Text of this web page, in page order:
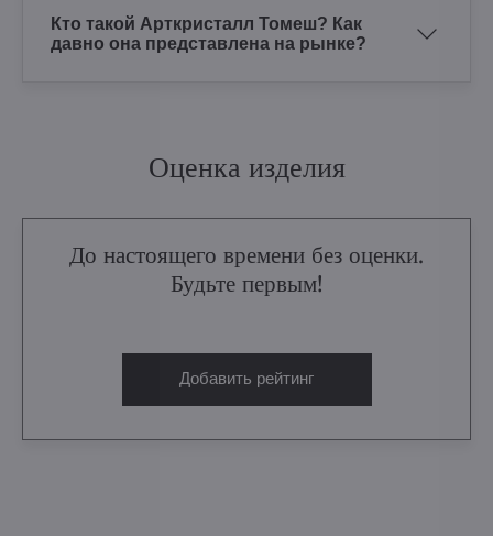
Кто такой Арткристалл Томеш? Как
давно она представлена на рынке?
Оценка изделия
До настоящего времени без оценки.
Будьте первым!
Добавить рейтинг